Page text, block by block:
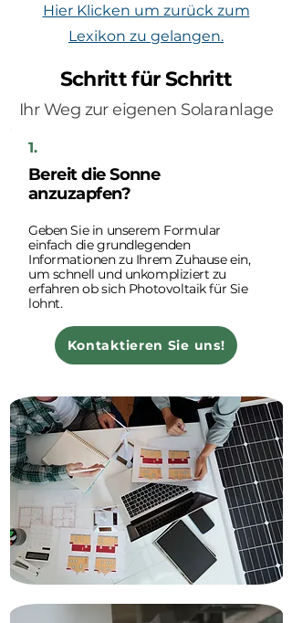
Hier Klicken um zurück zum
Lexikon zu gelangen.
Schritt für Schritt
Ihr Weg zur eigenen Solaranlage
1.
Bereit die Sonne
anzuzapfen?
Geben Sie in unserem Formular
einfach die grundlegenden
Informationen zu Ihrem Zuhause ein,
um schnell und unkompliziert zu
erfahren ob sich Photovoltaik für Sie
lohnt.
Kontaktieren Sie uns!